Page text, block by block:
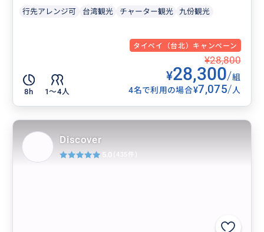
行先アレンジ可 台湾観光 チャーター観光 九份観光
タイペイ（台北）キャンペーン
8h 1〜4人
¥28,800
¥28,300/組
4名で利用の場合¥7,075/人
Discover
5.0 (435件)